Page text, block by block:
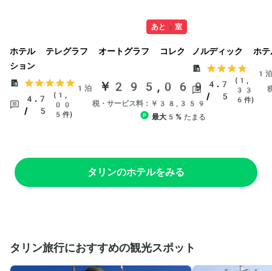
あと1室
ホテル テレグラフ オートグラフ コレク
ション
4.7
/ 5
(1,
00
5件)
1泊 ￥295,069
税・サービス料：￥38,359
最大5% たまる
ノルディック ホ
4.7
/ 5
(1,
33
6件)
1泊
タリンのホテルをみる
タリン旅行におすすめの観光スポット